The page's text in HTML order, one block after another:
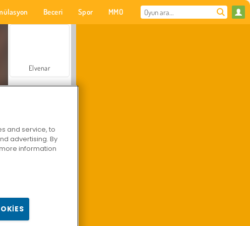
Beceri Spor MMO
Elvenar
and service, to
advertising. By
information